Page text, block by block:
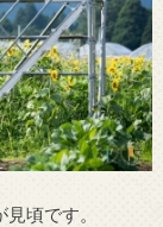
頃です。